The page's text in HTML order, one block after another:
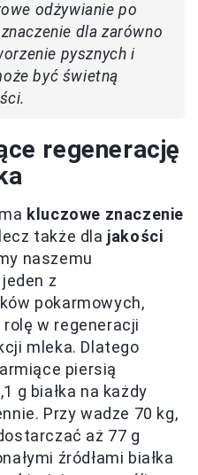
odżywianie po
dla zarówno
pysznych i
być świetną
regenerację
kluczowe znaczenie
także dla jakości
naszemu
z
pokarmowych,
w regeneracji
mleka. Dlatego
piersią
g białka na każdy
Przy wadze 70 kg,
aż 77 g
źródłami białka